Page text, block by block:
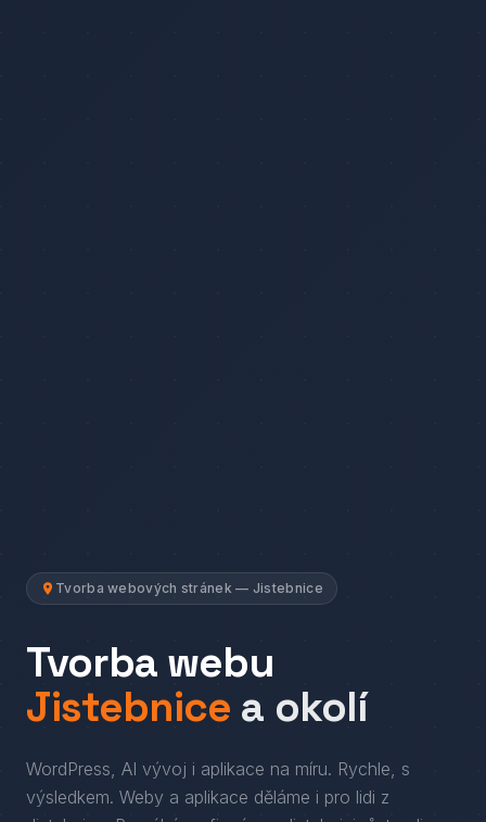
Tvorba webových stránek — Jistebnice
Tvorba webu
Jistebnice a okolí
WordPress, AI vývoj i aplikace na míru. Rychle, s
výsledkem. Weby a aplikace děláme i pro lidi z